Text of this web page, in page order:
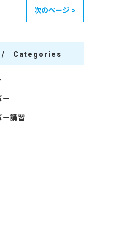
次のページ >
Categories
ー
ー講習